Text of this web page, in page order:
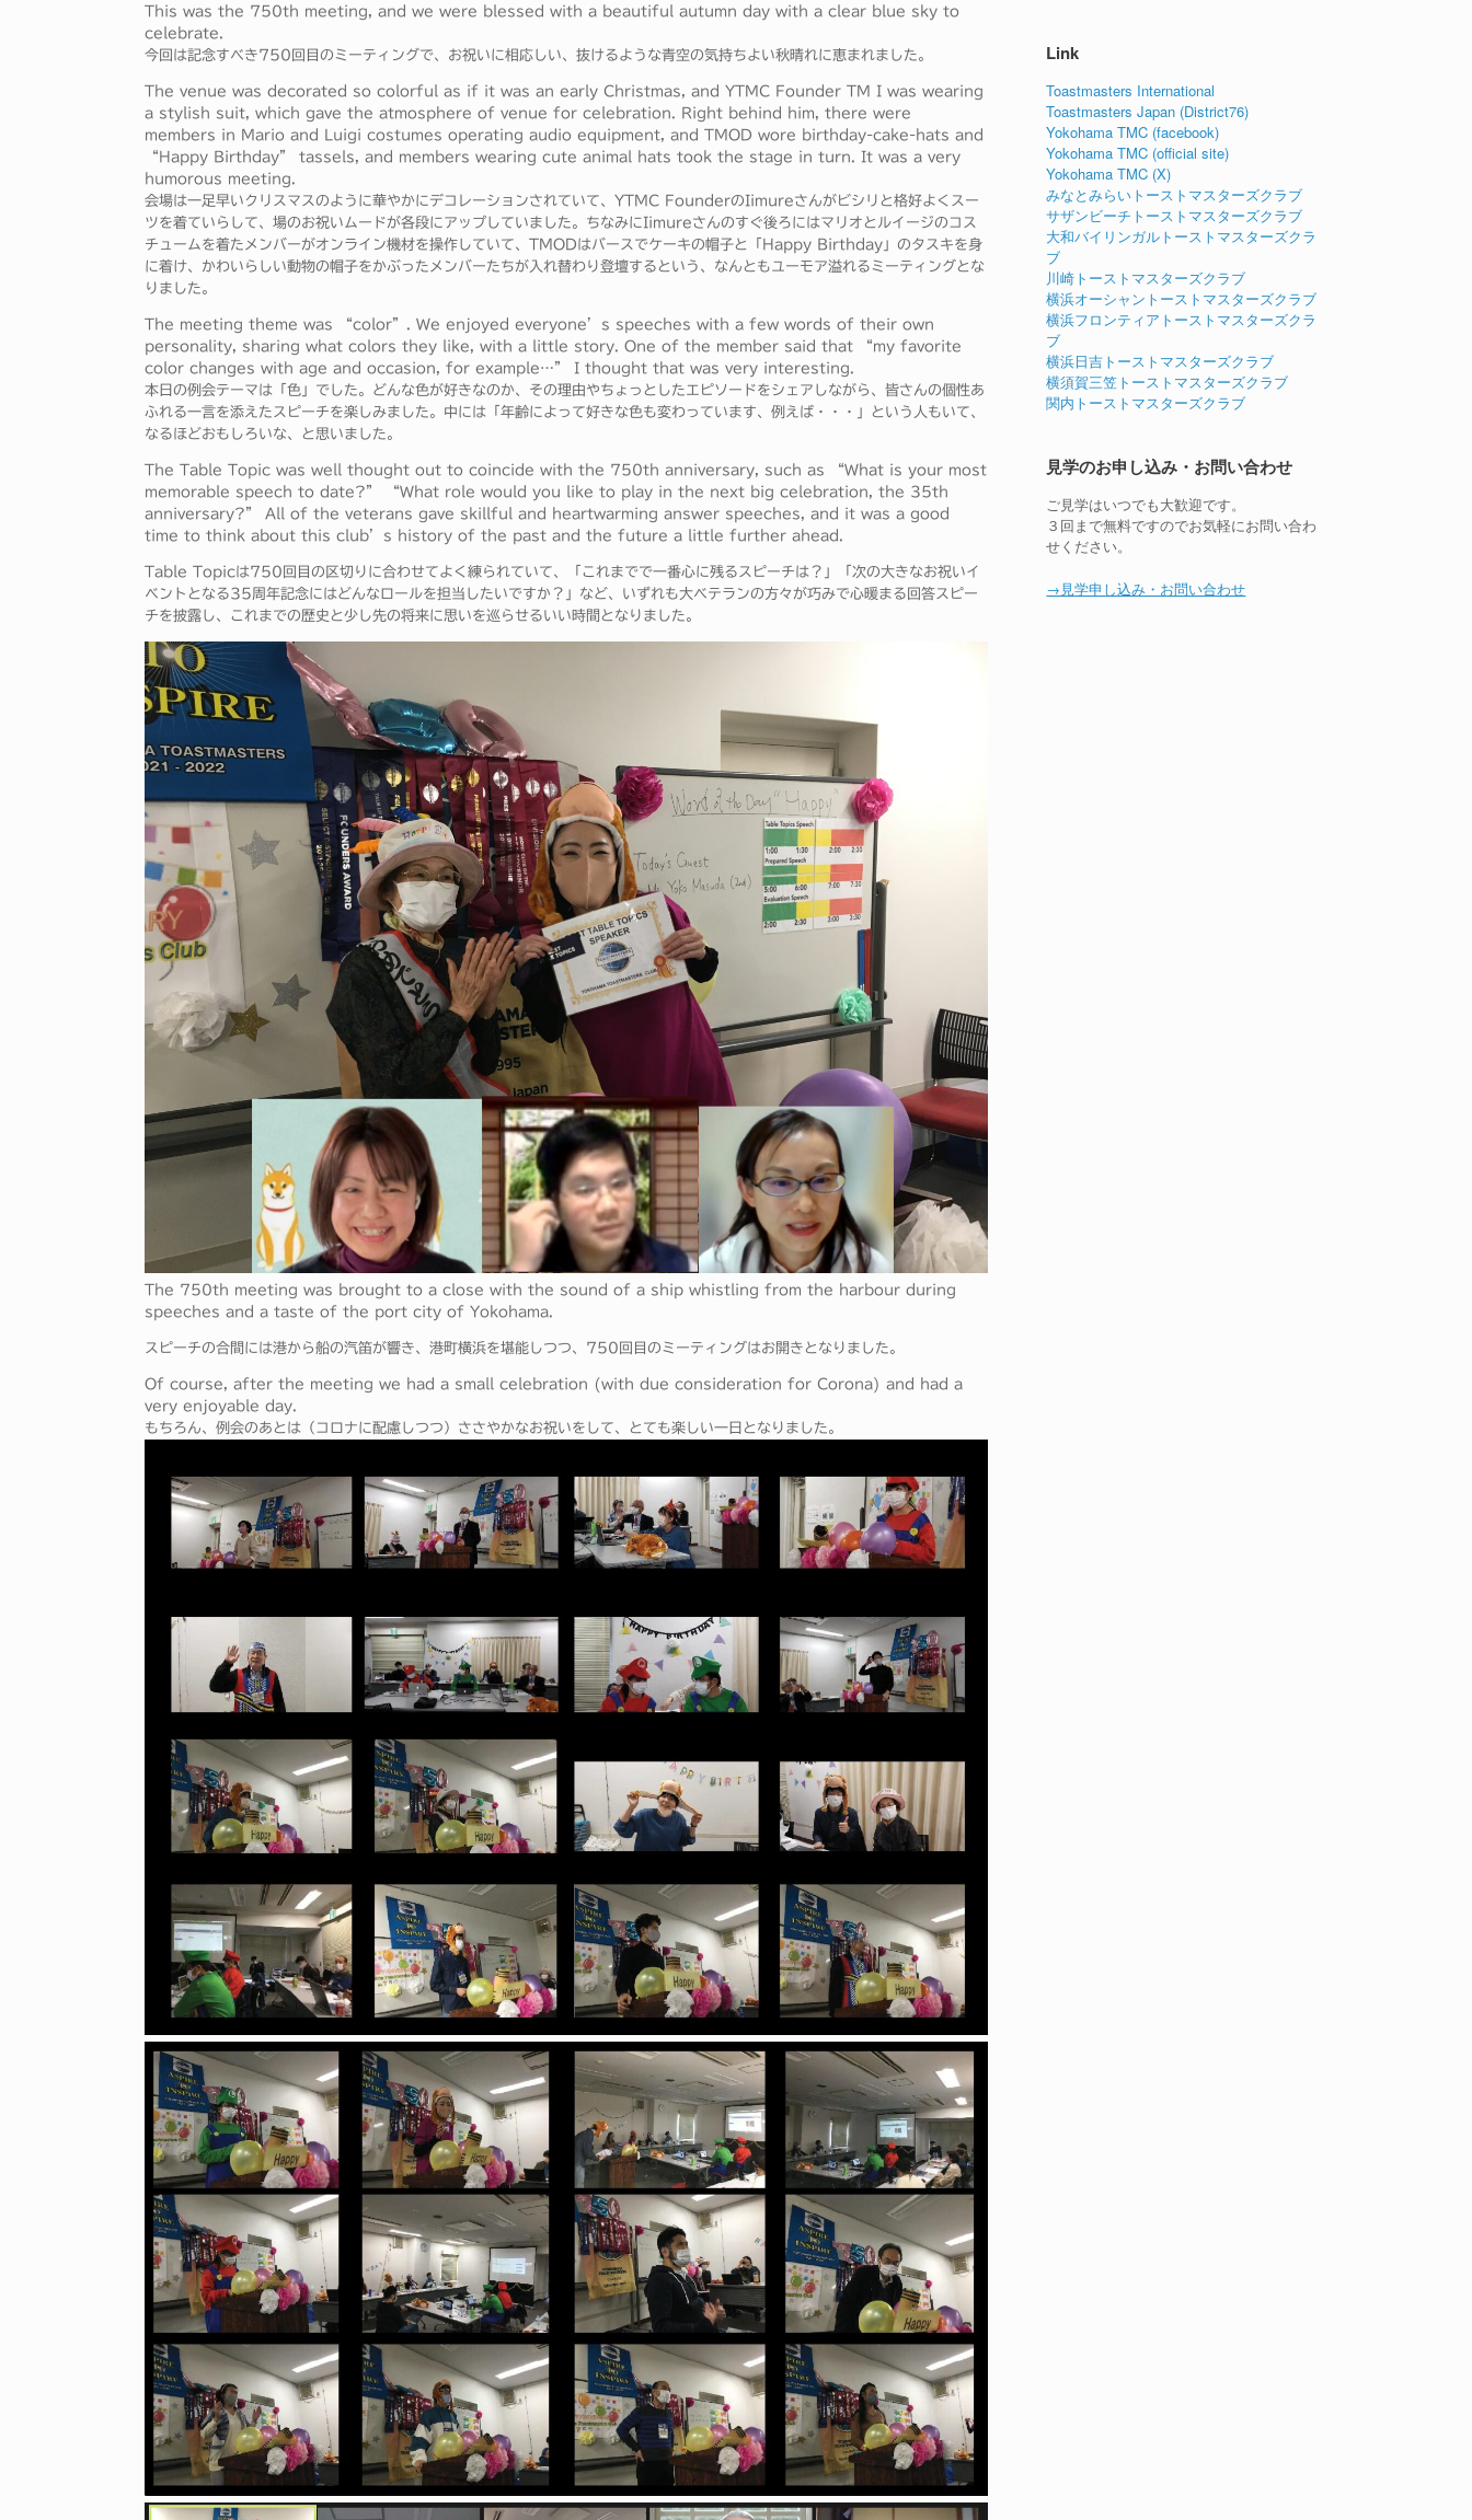
This was the 750th meeting, and we were blessed with a beautiful autumn day with a clear blue sky to
celebrate.
今回は記念すべき750回目のミーティングで、お祝いに相応しい、抜けるような青空の気持ちよい秋晴れに恵まれました。
The venue was decorated so colorful as if it was an early Christmas, and YTMC Founder TM I was wearing
a stylish suit, which gave the atmosphere of venue for celebration. Right behind him, there were
members in Mario and Luigi costumes operating audio equipment, and TMOD wore birthday-cake-hats and
“Happy Birthday” tassels, and members wearing cute animal hats took the stage in turn. It was a very
humorous meeting.
会場は一足早いクリスマスのように華やかにデコレーションされていて、YTMC FounderのIimureさんがビシリと格好よくスー
ツを着ていらして、場のお祝いムードが各段にアップしていました。ちなみにIimureさんのすぐ後ろにはマリオとルイージのコス
チュームを着たメンバーがオンライン機材を操作していて、TMODはバースでケーキの帽子と「Happy Birthday」のタスキを身
に着け、かわいらしい動物の帽子をかぶったメンバーたちが入れ替わり登壇するという、なんともユーモア溢れるミーティングとな
りました。
The meeting theme was “color”. We enjoyed everyone’s speeches with a few words of their own
personality, sharing what colors they like, with a little story. One of the member said that “my favorite
color changes with age and occasion, for example…” I thought that was very interesting.
本日の例会テーマは「色」でした。どんな色が好きなのか、その理由やちょっとしたエピソードをシェアしながら、皆さんの個性あ
ふれる一言を添えたスピーチを楽しみました。中には「年齢によって好きな色も変わっています、例えば・・・」という人もいて、
なるほどおもしろいな、と思いました。
The Table Topic was well thought out to coincide with the 750th anniversary, such as “What is your most
memorable speech to date?” “What role would you like to play in the next big celebration, the 35th
anniversary?” All of the veterans gave skillful and heartwarming answer speeches, and it was a good
time to think about this club’s history of the past and the future a little further ahead.
Table Topicは750回目の区切りに合わせてよく練られていて、「これまでで一番心に残るスピーチは？」「次の大きなお祝いイ
ベントとなる35周年記念にはどんなロールを担当したいですか？」など、いずれも大ベテランの方々が巧みで心暖まる回答スピー
チを披露し、これまでの歴史と少し先の将来に思いを巡らせるいい時間となりました。
The 750th meeting was brought to a close with the sound of a ship whistling from the harbour during
speeches and a taste of the port city of Yokohama.
スピーチの合間には港から船の汽笛が響き、港町横浜を堪能しつつ、750回目のミーティングはお開きとなりました。
Of course, after the meeting we had a small celebration (with due consideration for Corona) and had a
very enjoyable day.
もちろん、例会のあとは（コロナに配慮しつつ）ささやかなお祝いをして、とても楽しい一日となりました。
Link
Toastmasters International
Toastmasters Japan (District76)
Yokohama TMC (facebook)
Yokohama TMC (official site)
Yokohama TMC (X)
みなとみらいトーストマスターズクラブ
サザンビーチトーストマスターズクラブ
大和バイリンガルトーストマスターズクラ
ブ
川崎トーストマスターズクラブ
横浜オーシャントーストマスターズクラブ
横浜フロンティアトーストマスターズクラ
ブ
横浜日吉トーストマスターズクラブ
横須賀三笠トーストマスターズクラブ
関内トーストマスターズクラブ
見学のお申し込み・お問い合わせ
ご見学はいつでも大歓迎です。
３回まで無料ですのでお気軽にお問い合わ
せください。
→見学申し込み・お問い合わせ